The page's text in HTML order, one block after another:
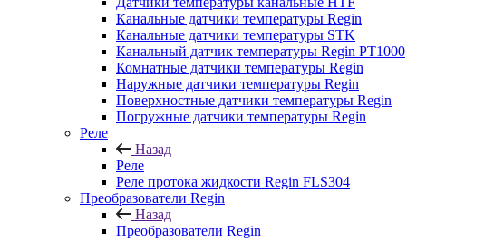
Канальные датчики температуры Regin
Канальные датчики температуры STK
Канальный датчик температуры Regin PT1000
Комнатные датчики температуры Regin
Наружные датчики температуры Regin
Поверхностные датчики температуры Regin
Погружные датчики температуры Regin
Реле
Назад
Реле
Реле протока жидкости Regin FLS304
Преобразователи Regin
Назад
Преобразователи Regin